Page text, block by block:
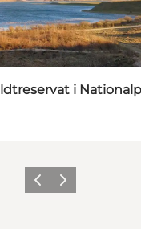
i
ForrigeNeste